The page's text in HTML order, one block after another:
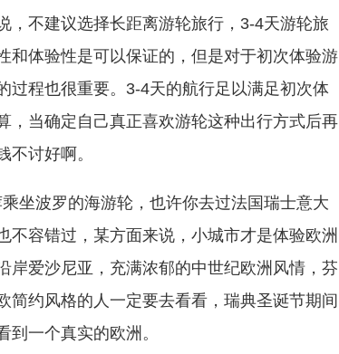
，不建议选择长距离游轮旅行，3-4天游轮旅
和体验性是可以保证的，但是对于初次体验游
过程也很重要。3-4天的航行足以满足初次体
，当确定自己真正喜欢游轮这种出行方式后再
不讨好啊。
坐波罗的海游轮，也许你去过法国瑞士意大
不容错过，某方面来说，小城市才是体验欧洲
岸爱沙尼亚，充满浓郁的中世纪欧洲风情，芬
简约风格的人一定要去看看，瑞典圣诞节期间
一个真实的欧洲。